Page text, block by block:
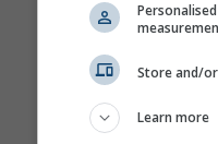
Store and/
Learn more